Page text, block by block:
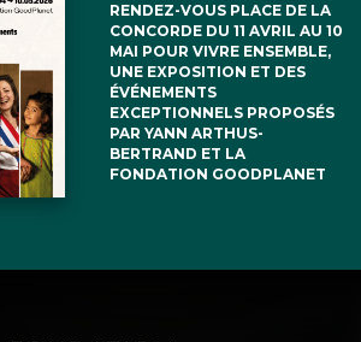
RENDEZ-VOUS PLACE DE LA
CONCORDE DU 11 AVRIL AU 10
MAI POUR VIVRE ENSEMBLE,
UNE EXPOSITION ET DES
ÉVÉNEMENTS
EXCEPTIONNELS PROPOSÉS
PAR YANN ARTHUS-
BERTRAND ET LA
FONDATION GOODPLANET